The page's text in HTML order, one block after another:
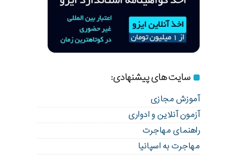
سایت های پیشنهادی:
آموزش مجازی
آزمون آنلاین و ادواری
راهنمای مهاجرت
مهاجرت به اسپانیا